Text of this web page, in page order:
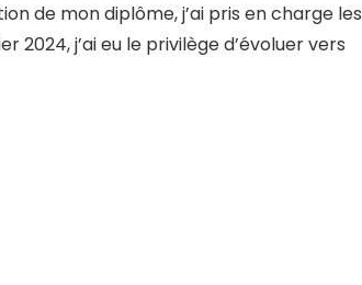
de mon diplôme, j’ai pris en charge les
2024, j’ai eu le privilège d’évoluer vers